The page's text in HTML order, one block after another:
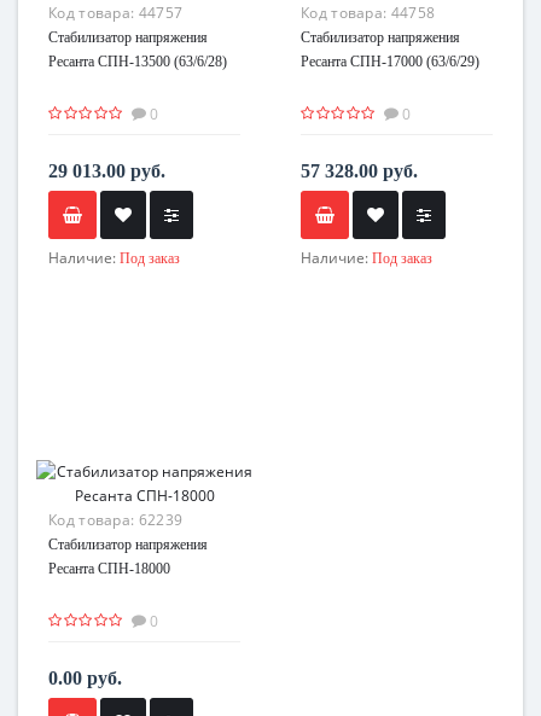
Код товара: 44757
Стабилизатор напряжения
Ресанта СПН-13500 (63/6/28)
0
29 013.00 руб.
Наличие: Под заказ
Код товара: 44758
Стабилизатор напряжения
Ресанта СПН-17000 (63/6/29)
0
57 328.00 руб.
Наличие: Под заказ
Код товара: 62239
Стабилизатор напряжения
Ресанта СПН-18000
0
0.00 руб.